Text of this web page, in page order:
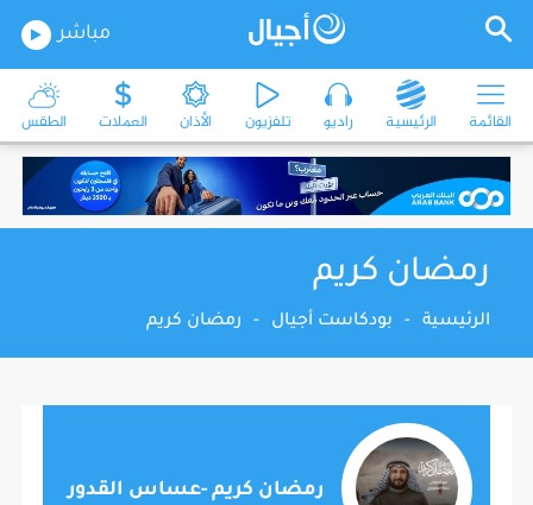
مباشر
القائمة الرئيسية راديو تلفزيون الأذان العملات الطقس
رمضان كريم
الرئيسية - بودكاست أجيال - رمضان كريم
رمضان كريم -عساس القدور